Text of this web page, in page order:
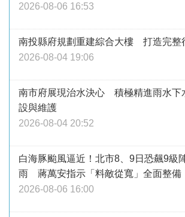
2026-08-06 16:53
南投縣府規劃重建綜合大樓 打造完整
2026-08-04 19:06
南市府展現治水決心 積極精進雨水下
設與維護
2026-08-04 20:52
白海豚颱風逼近！北市8、9日恐飆9級
雨 蔣萬安指示「料敵從寬」全面整備
2026-08-06 16:00